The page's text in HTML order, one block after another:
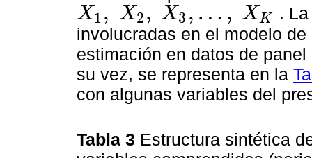
X1 , X2 , X3 , … , XK
X1, X , 3,…, X K
.
involucradas en el modelo
estimación en datos de
su vez, se representa en la
con algunas variables del
Tabla 3 Estructura sintética